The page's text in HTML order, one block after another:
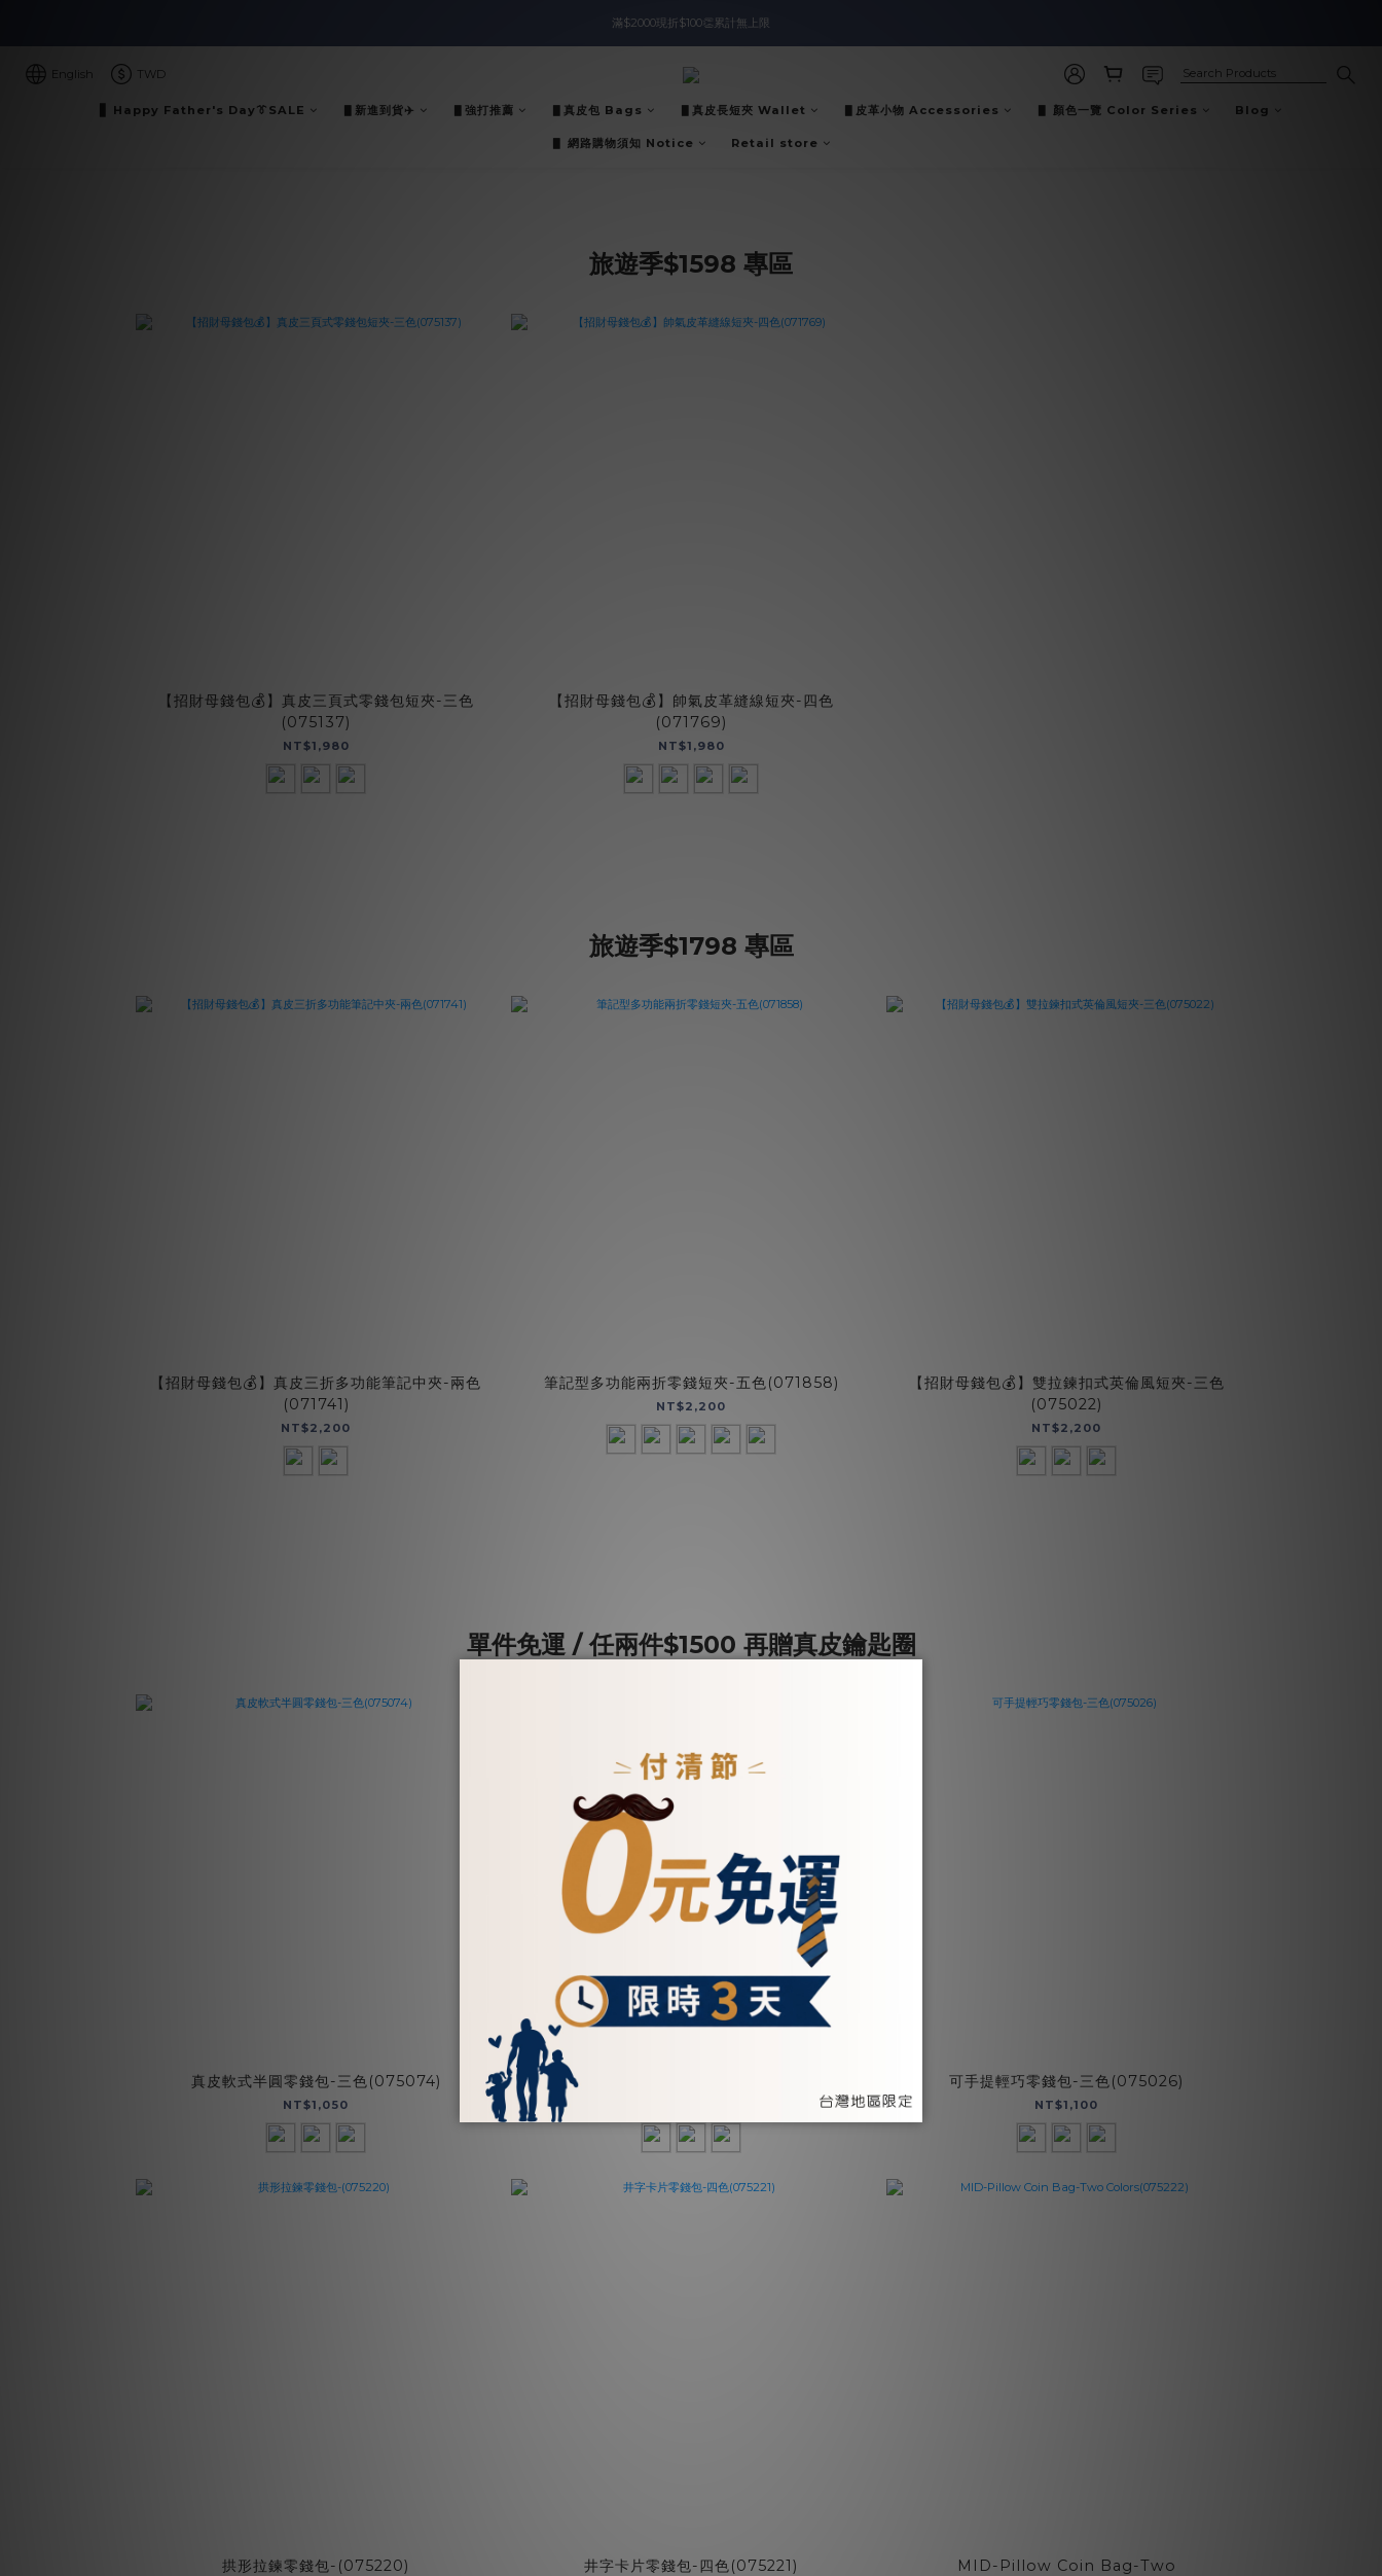
入會即領$888購物金🙌
滿$2000現折$100👏累計無上限
入會即領$888購物金🙌
English TWD
▋ Happy Father's Day👔SALE ▋新進到貨✈️ ▋強打推薦 ▋真皮包 Bags ▋真皮長短夾 Wallet ▋皮革小物 Accessories ▋ 顏色一覽 Color Series Blog
▋ 網路購物須知 Notice Retail store
旅遊季$1598 專區
【招財母錢包💰】真皮三頁式零錢包短夾-三色
(075137)
NT$1,980
【招財母錢包💰】帥氣皮革縫線短夾-四色
(071769)
NT$1,980
旅遊季$1798 專區
【招財母錢包💰】真皮三折多功能筆記中夾-兩色
(071741)
NT$2,200
筆記型多功能兩折零錢短夾-五色(071858)
NT$2,200
【招財母錢包💰】雙拉鍊扣式英倫風短夾-三色
(075022)
NT$2,200
單件免運 / 任兩件$1500 再贈真皮鑰匙圈
真皮軟式半圓零錢包-三色(075074)
NT$1,050
可手提輕巧零錢包-三色(075026)
NT$1,100
拱形拉鍊零錢包-(075220) 井字卡片零錢包-四色(075221)
MID-Pillow Coin Bag-Two